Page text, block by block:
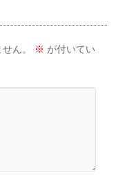
ん。 ※ が付いてい